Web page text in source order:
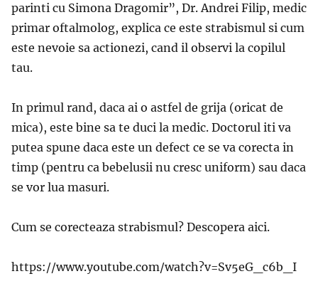
parinti cu Simona Dragomir”, Dr. Andrei Filip, medic
primar oftalmolog, explica ce este strabismul si cum
este nevoie sa actionezi, cand il observi la copilul
tau.
In primul rand, daca ai o astfel de grija (oricat de
mica), este bine sa te duci la medic. Doctorul iti va
putea spune daca este un defect ce se va corecta in
timp (pentru ca bebelusii nu cresc uniform) sau daca
se vor lua masuri.
Cum se corecteaza strabismul? Descopera aici.
https://www.youtube.com/watch?v=Sv5eG_c6b_I